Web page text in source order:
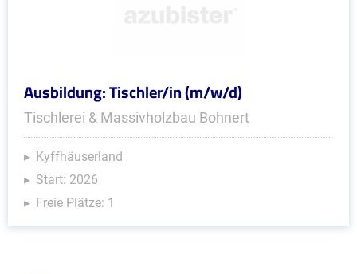
Ausbildung: Tischler/in (m/w/d)
Tischlerei & Massivholzbau Bohnert
Kyffhäuserland
Start: 2026
Freie Plätze: 1